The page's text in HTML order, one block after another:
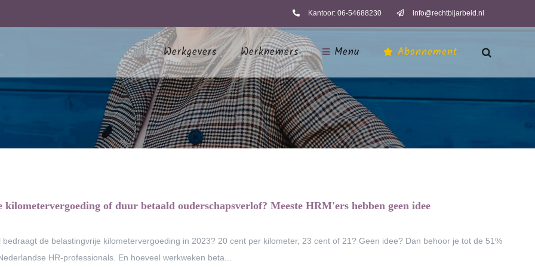
Kantoor: 06-54688230 info@rechtbijarbeid.nl
Werkgevers Werknemers Menu
Nieuws
Abonnement
kilometervergoeding of duur betaald ouderschapsverlof? Meeste HRM'ers hebben geen idee
bedraagt de belastingvrije kilometervergoeding in 2023? 20 cent per kilometer, 23 cent of 21? Geen idee? Dan behoor je tot de 51%
HR-professionals. En hoeveel werkweken beta...